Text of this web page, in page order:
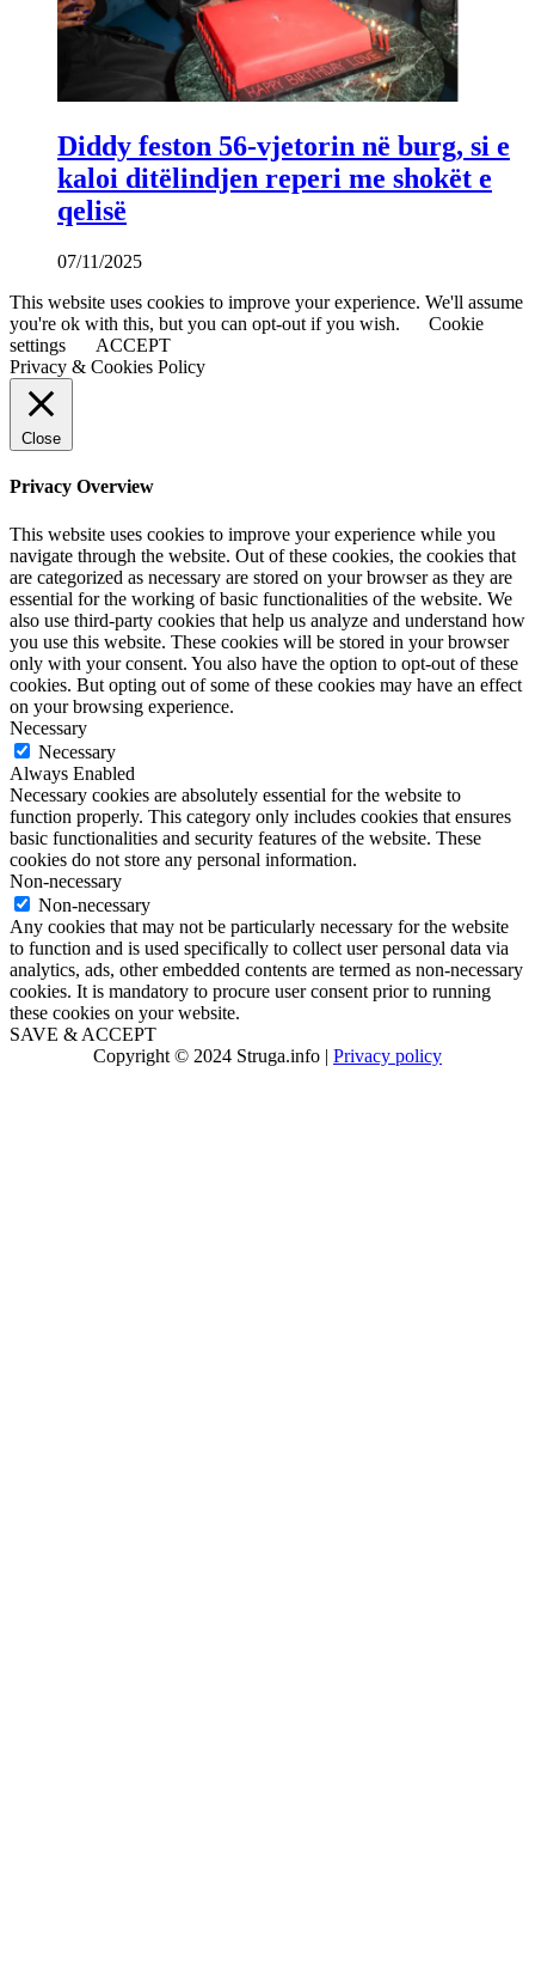
Diddy feston 56-vjetorin në burg, si e
kaloi ditëlindjen reperi me shokët e
qelisë
07/11/2025
This website uses cookies to improve your experience. We'll assume
you're ok with this, but you can opt-out if you wish.
Cookie
settings
ACCEPT
Privacy & Cookies Policy
Close
Privacy Overview
This website uses cookies to improve your experience while you
navigate through the website. Out of these cookies, the cookies that
are categorized as necessary are stored on your browser as they are
essential for the working of basic functionalities of the website. We
also use third-party cookies that help us analyze and understand how
you use this website. These cookies will be stored in your browser
only with your consent. You also have the option to opt-out of these
cookies. But opting out of some of these cookies may have an effect
on your browsing experience.
Necessary
Necessary
Always Enabled
Necessary cookies are absolutely essential for the website to
function properly. This category only includes cookies that ensures
basic functionalities and security features of the website. These
cookies do not store any personal information.
Non-necessary
Non-necessary
Any cookies that may not be particularly necessary for the website
to function and is used specifically to collect user personal data via
analytics, ads, other embedded contents are termed as non-necessary
cookies. It is mandatory to procure user consent prior to running
these cookies on your website.
SAVE & ACCEPT
Copyright © 2024 Struga.info | Privacy policy